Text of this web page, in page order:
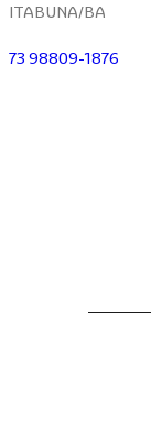
ITABUNA/BA
73 98809-1876